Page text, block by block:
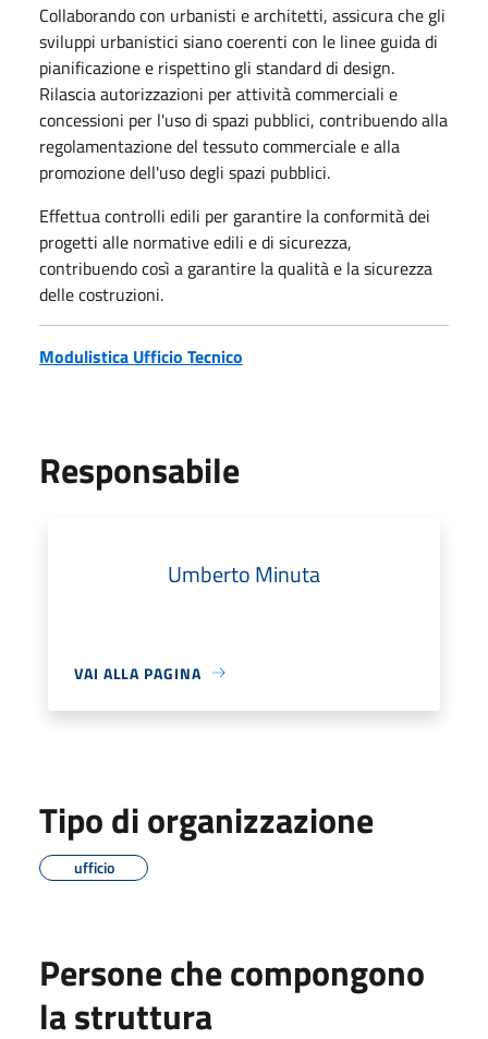
Collaborando con urbanisti e architetti, assicura che gli
sviluppi urbanistici siano coerenti con le linee guida di
pianificazione e rispettino gli standard di design.
Rilascia autorizzazioni per attività commerciali e
concessioni per l'uso di spazi pubblici, contribuendo alla
regolamentazione del tessuto commerciale e alla
promozione dell'uso degli spazi pubblici.
Effettua controlli edili per garantire la conformità dei
progetti alle normative edili e di sicurezza,
contribuendo così a garantire la qualità e la sicurezza
delle costruzioni.
Modulistica Ufficio Tecnico
Responsabile
Umberto Minuta
VAI ALLA PAGINA
Tipo di organizzazione
ufficio
Persone che compongono
la struttura